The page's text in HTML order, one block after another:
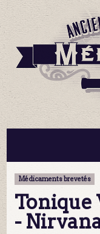
BOUTEILLES ▼
MA
Médicaments brevetés
Tonique
-